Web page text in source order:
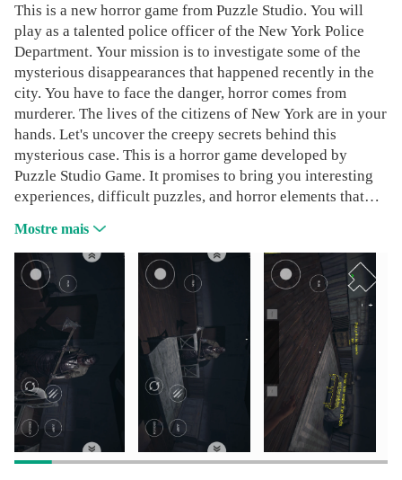
This is a new horror game from Puzzle Studio. You will
play as a talented police officer of the New York Police
Department. Your mission is to investigate some of the
mysterious disappearances that happened recently in the
city. You have to face the danger, horror comes from
murderer. The lives of the citizens of New York are in your
hands. Let's uncover the creepy secrets behind this
mysterious case. This is a horror game developed by
Puzzle Studio Game. It promises to bring you interesting
experiences, difficult puzzles, and horror elements that
Mostre mais